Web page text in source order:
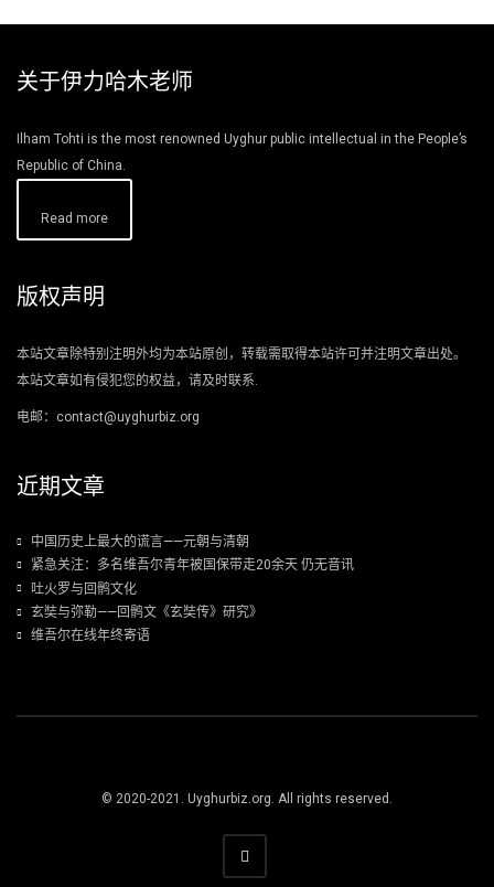
关于伊力哈木老师
Ilham Tohti is the most renowned Uyghur public intellectual in the People’s
Republic of China.
Read more
版权声明
本站文章除特别注明外均为本站原创，转载需取得本站许可并注明文章出处。
本站文章如有侵犯您的权益，请及时联系.
电邮：contact@uyghurbiz.org
近期文章
中国历史上最大的谎言——元朝与清朝
紧急关注：多名维吾尔青年被国保带走20余天 仍无音讯
吐火罗与回鹘文化
玄奘与弥勒——回鹘文《玄奘传》研究》
维吾尔在线年终寄语
© 2020-2021. Uyghurbiz.org. All rights reserved.